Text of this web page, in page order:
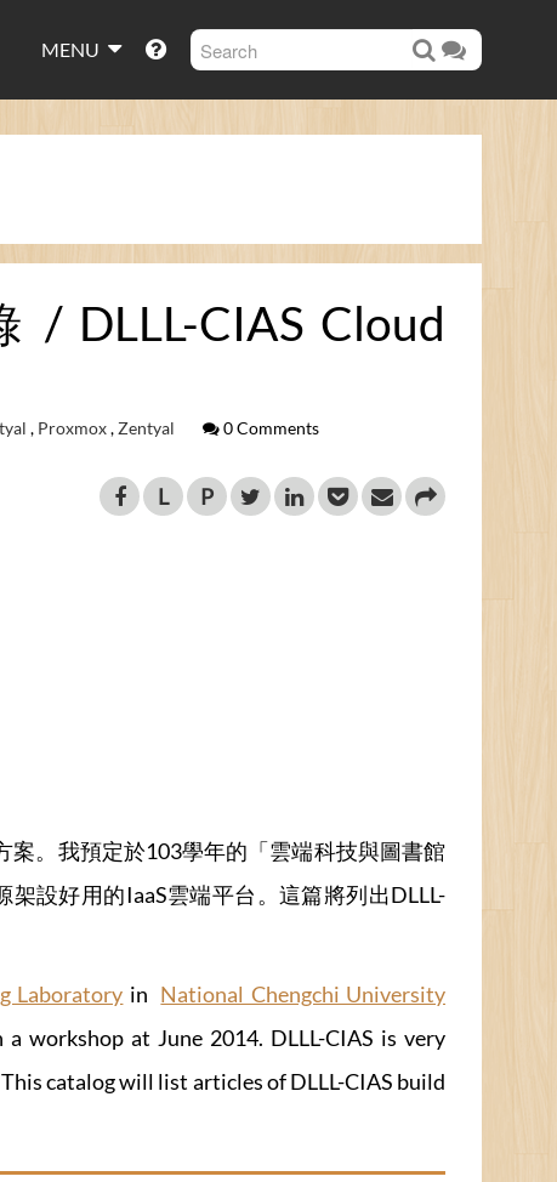
MENU
DLLL-CIAS Cloud
, Proxmox,Zentyal 0 Comments
L P
案。我預定於103學年的「雲端科技與圖書館
設好用的IaaS雲端平台。這篇將列出DLLL-
Laboratory in National Chengchi University
workshop at June 2014. DLLL-CIAS is very
catalog will list articles of DLLL-CIAS build